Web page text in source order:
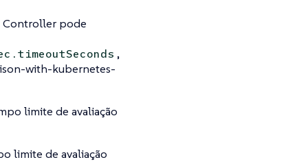
Controller pode
,
with-kubernetes-
limite de avaliação
limite de avaliação